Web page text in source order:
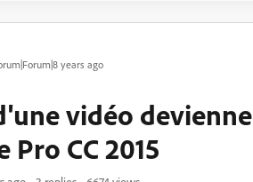
years ago
vidéo
Pro CC 2015